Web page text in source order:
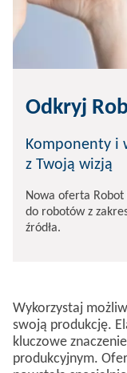
Odkryj
Komponenty i
z Twoją wizją
Nowa oferta Robot
do robotów z
źródła.
Wykorzystaj
swoją produkcję.
kluczowe
produkcyjnym.